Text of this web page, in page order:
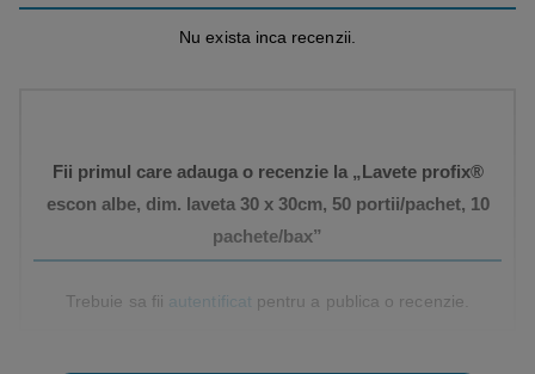
Nu exista inca recenzii.
Fii primul care adauga o recenzie la „Lavete profix®
escon albe, dim. laveta 30 x 30cm, 50 portii/pachet, 10
pachete/bax”
Trebuie sa fii autentificat pentru a publica o recenzie.